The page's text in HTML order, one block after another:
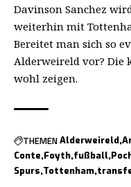
Davinson Sanchez
weiterhin mit
Bereitet man sich so
Alderweireld vor? Die
wohl zeigen.
THEMENAlderweireld
Conte Foyth fußball
Spurs Tottenham